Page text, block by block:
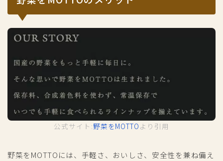
公式サイト:野菜をMOTTO より引用
野菜をMOTTOには、手軽さ、おいしさ、安全性を兼ね備え